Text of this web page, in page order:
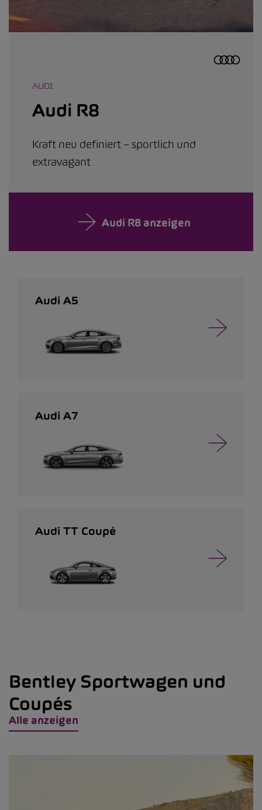
AUDI
Audi R8
Kraft neu definiert – sportlich und
extravagant
Audi R8 anzeigen
Audi A5
Audi A7
Audi TT Coupé
Bentley Sportwagen und
Coupés
Alle anzeigen